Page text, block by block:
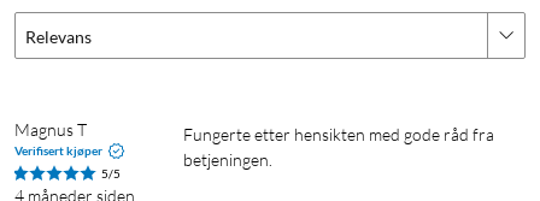
Relevans
Magnus T
Verifisert kjøper
5/5
4 måneder siden
Fungerte etter hensikten med gode råd fra
betjeningen.